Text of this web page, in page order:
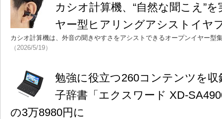
カシオ計算機、“自然な聞こえ”
ヤー型ヒアリングアシストイヤ
カシオ計算機は、外音の聞きやすさをアシストできるオープンイヤー型
（2026/5/19）
勉強に役立つ260コンテンツを
子辞書「エクスワード XD-
の3万8980円に